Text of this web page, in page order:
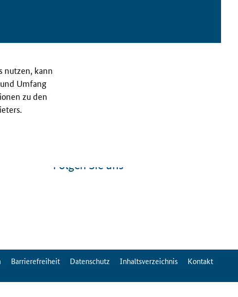
nutzen, kann
Umfang
zu den
Folgen Sie uns
Barrierefreiheit Datenschutz Inhaltsverzeichnis Kontakt